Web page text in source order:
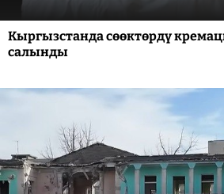
Кыргызстанда сөөктөрдү
салынды